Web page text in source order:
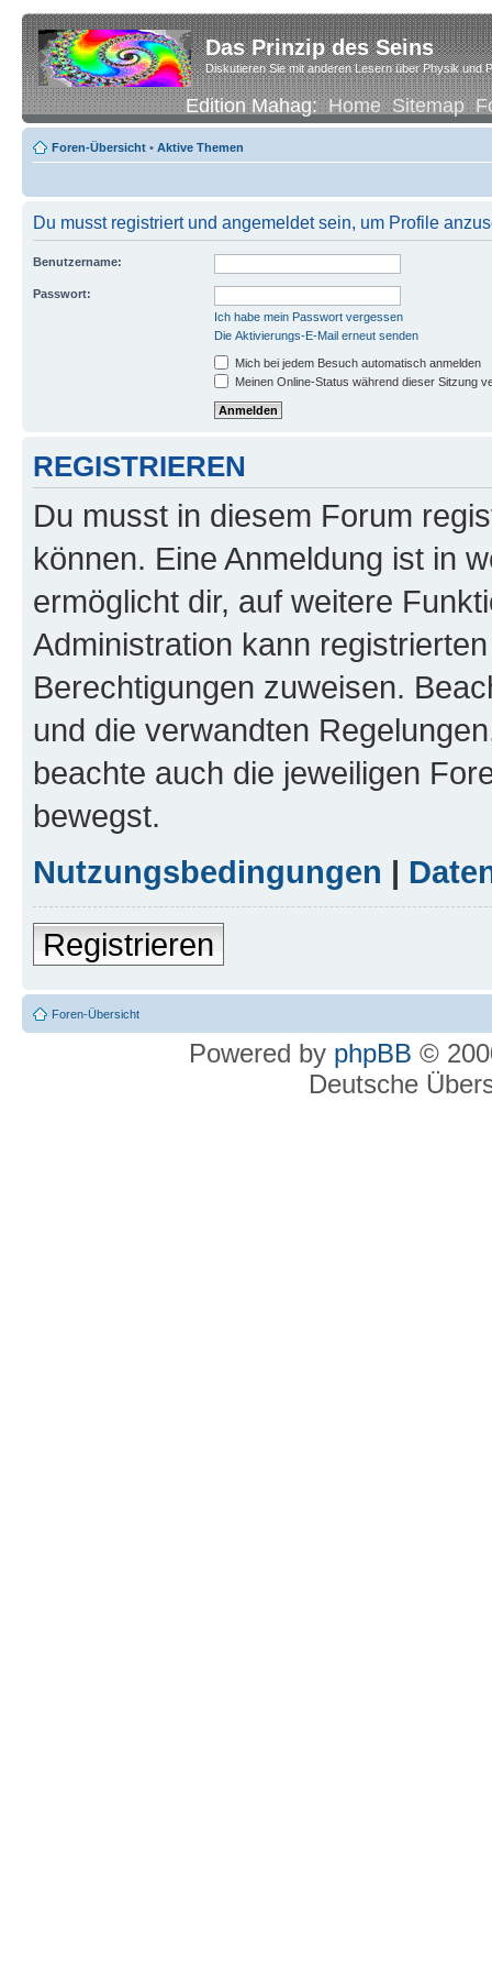
Das Prinzip des Seins
Diskutieren Sie mit anderen Lesern über Physik und
Edition Mahag:Home Sitemap
Foren-Übersicht • Aktive Themen
Du musst registriert und angemeldet sein, um Profile
Benutzername:
Passwort:
Ich habe mein Passwort vergessen
Die Aktivierungs-E-Mail erneut senden
Mich bei jedem Besuch automatisch anmelden
Meinen Online-Status während dieser Sitzung
REGISTRIEREN
Du musst in diesem Forum
können. Eine Anmeldung ist in
ermöglicht dir, auf weitere
Administration kann
Berechtigungen zuweisen.
und die verwandten
beachte auch die jeweiligen
bewegst.
Nutzungsbedingungen |
Registrieren
Foren-Übersicht
Powered by phpBB ©
Deutsche